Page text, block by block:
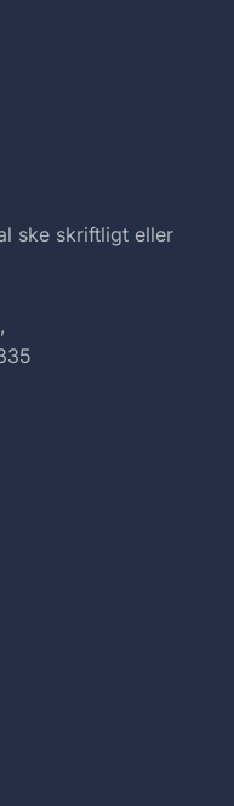
ske skriftligt eller